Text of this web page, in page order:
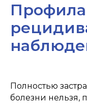
Полностью
болезни нельзя,